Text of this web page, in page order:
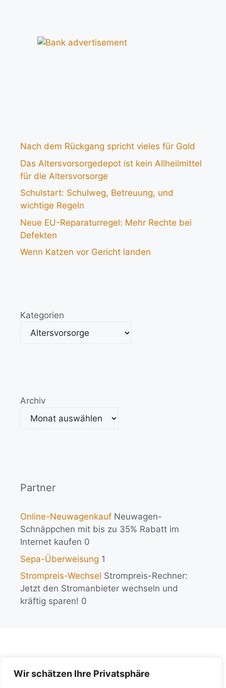
Wir schätzen Ihre Privatsphäre
Nach dem Rückgang spricht vieles für Gold
Das Altersvorsorgedepot ist kein Allheilmittel
für die Altersvorsorge
Schulstart: Schulweg, Betreuung, und
wichtige Regeln
Neue EU-Reparaturregel: Mehr Rechte bei
Defekten
Wenn Katzen vor Gericht landen
Kategorien
Archiv
Partner
Online-Neuwagenkauf Neuwagen-
Schnäppchen mit bis zu 35% Rabatt im
Internet kaufen 0
Sepa-Überweisung 1
Strompreis-Wechsel Strompreis-Rechner:
Jetzt den Stromanbieter wechseln und
kräftig sparen! 0